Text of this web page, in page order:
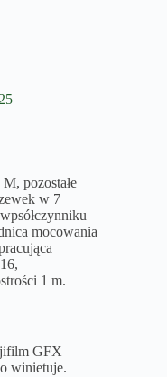
pozostałe
w 7
mocowania
1 m.
GFX
winietuje.